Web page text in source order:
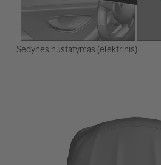
Sėdynės nustatymas (elektrinis)